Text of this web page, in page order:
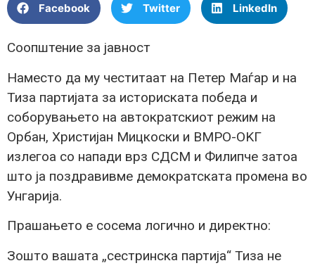
Facebook Twitter LinkedIn
Соопштение за јавност
Наместо да му честитаат на Петер Маѓар и на
Тиза партијата за историската победа и
соборувањето на автократскиот режим на
Орбан, Христијан Мицкоски и ВМРО-OKГ
излегоа со напади врз СДСМ и Филипче затоа
што ја поздравивме демократската промена во
Унгарија.
Прашањето е сосема логично и директно:
Зошто вашата „сестринска партија“ Тиза не